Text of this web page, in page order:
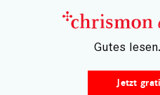
Wieder­vereinigung lehnten
ihn zunächst ab. Neben
katholischen gibt es auch
Militärgeistliche.
– Gutes
Jetzt